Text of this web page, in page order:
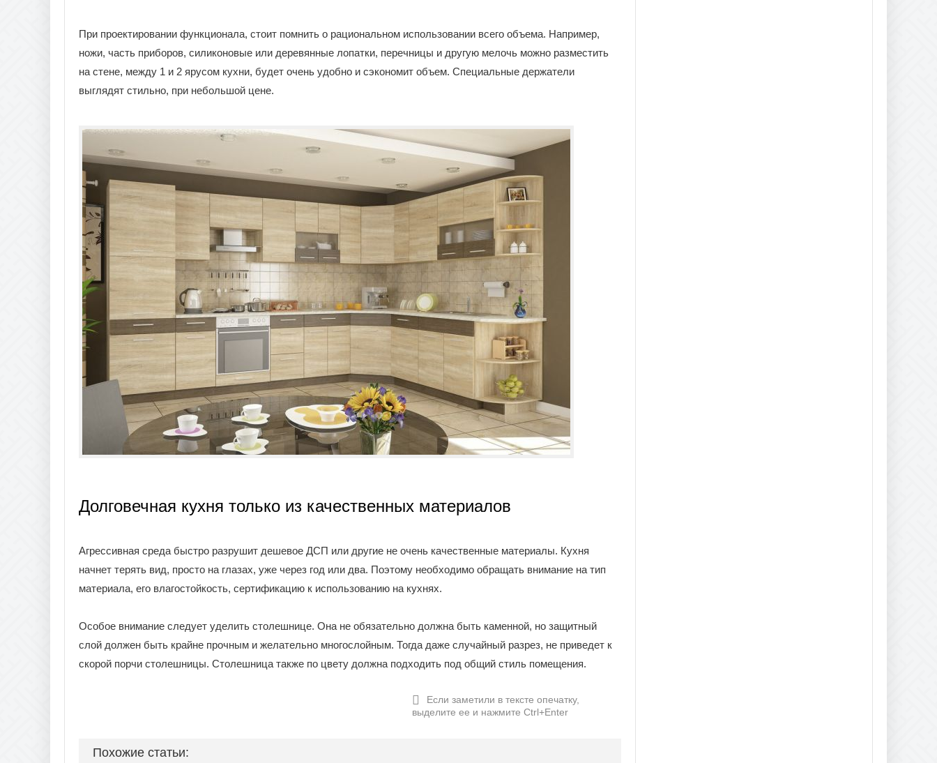
При проектировании функционала, стоит помнить о рациональном использовании всего объема. Например,
ножи, часть приборов, силиконовые или деревянные лопатки, перечницы и другую мелочь можно разместить
на стене, между 1 и 2 ярусом кухни, будет очень удобно и сэкономит объем. Специальные держатели
выглядят стильно, при небольшой цене.
Долговечная кухня только из качественных материалов
Агрессивная среда быстро разрушит дешевое ДСП или другие не очень качественные материалы. Кухня
начнет терять вид, просто на глазах, уже через год или два. Поэтому необходимо обращать внимание на тип
материала, его влагостойкость, сертификацию к использованию на кухнях.
Особое внимание следует уделить столешнице. Она не обязательно должна быть каменной, но защитный
слой должен быть крайне прочным и желательно многослойным. Тогда даже случайный разрез, не приведет к
скорой порчи столешницы. Столешница также по цвету должна подходить под общий стиль помещения.
Похожие статьи: